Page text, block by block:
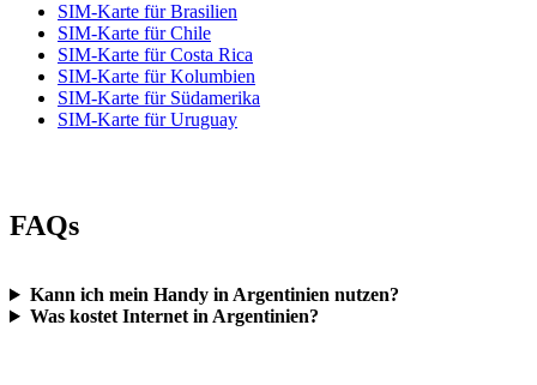
SIM-Karte für Brasilien
SIM-Karte für Chile
SIM-Karte für Costa Rica
SIM-Karte für Kolumbien
SIM-Karte für Südamerika
SIM-Karte für Uruguay
FAQs
Kann ich mein Handy in Argentinien nutzen?
Was kostet Internet in Argentinien?